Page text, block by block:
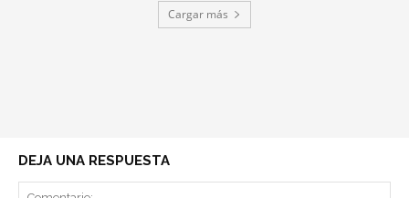
Cargar más
DEJA UNA RESPUESTA